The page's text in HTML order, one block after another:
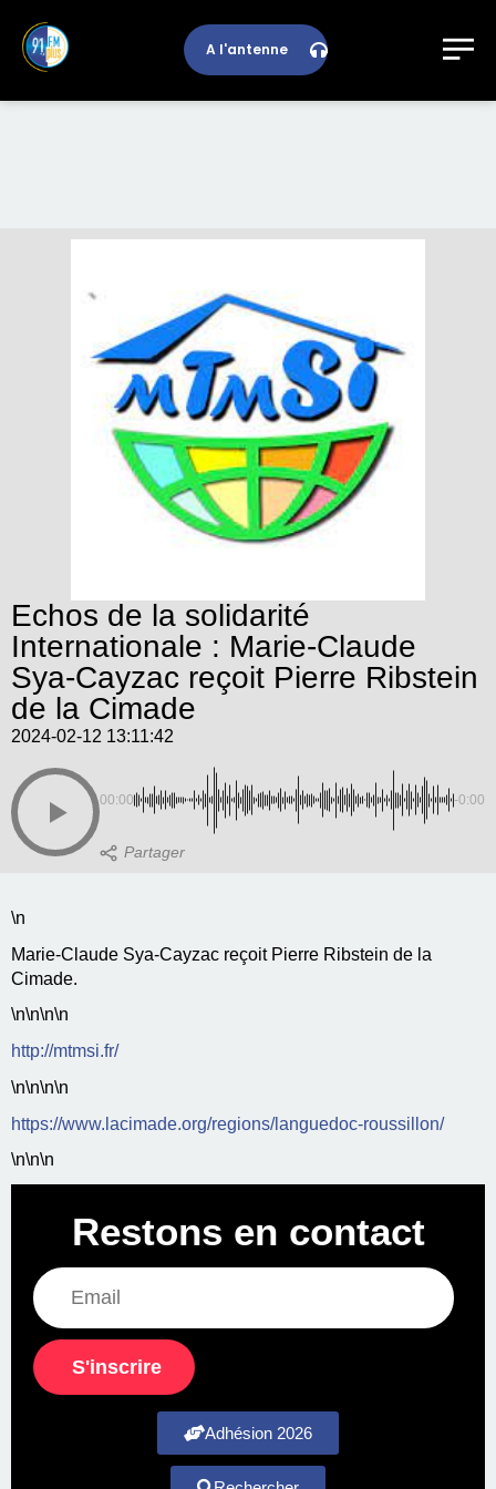
A l'antenne
Echos de la solidarité
Internationale : Marie-Claude
Sya-Cayzac reçoit Pierre Ribstein
de la Cimade
2024-02-12 13:11:42
00:00 -0:00
\n
Marie-Claude Sya-Cayzac reçoit Pierre Ribstein de la
Cimade.
\n\n\n\n
http://mtmsi.fr/
\n\n\n\n
https://www.lacimade.org/regions/languedoc-roussillon/
\n\n\n
Restons en contact
S'inscrire
Adhésion 2026